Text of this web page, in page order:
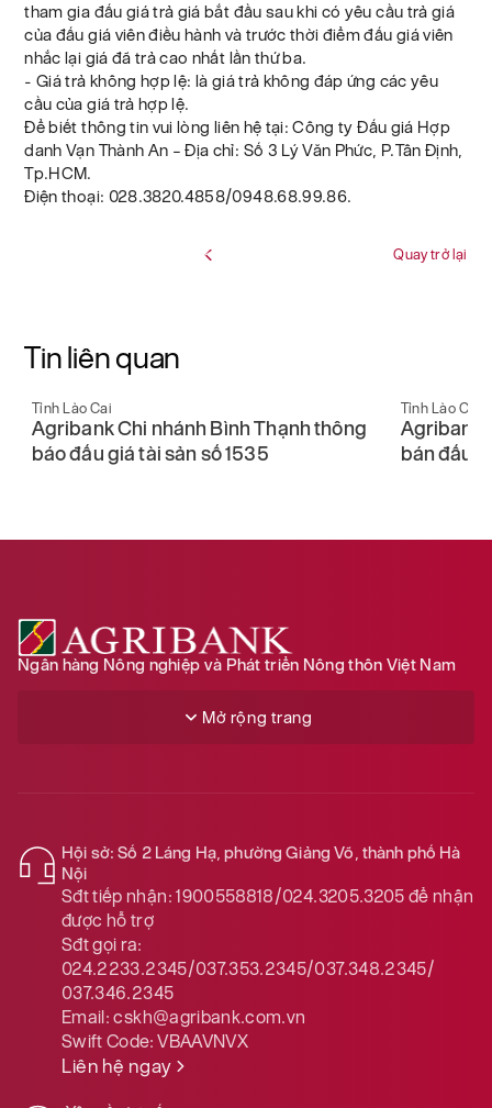
tham gia đấu giá trả giá bắt đầu sau khi có yêu cầu trả giá
của đấu giá viên điều hành và trước thời điểm đấu giá viên
nhắc lại giá đã trả cao nhất lần thứ ba.
- Giá trả không hợp lệ: là giá trả không đáp ứng các yêu
cầu của giá trả hợp lệ.
Để biết thông tin vui lòng liên hệ tại: Công ty Đấu giá Hợp
danh Vạn Thành An – Địa chỉ: Số 3 Lý Văn Phức, P.Tân Định,
Tp.HCM.
Điện thoại: 028.3820.4858/0948.68.99.86.
Quay trở lại
Tin liên quan
Tỉnh Lào Cai
Agribank Chi nhánh Lào Cai thông báo
bán đấu giá tài sản số 598
Tỉnh Lào Cai
Agribank
đấu giá
Ngân hàng Nông nghiệp và Phát triển Nông thôn Việt Nam
Mở rộng trang
Hội sở: Số 2 Láng Hạ, phường Giảng Võ, thành phố Hà
Nội
Sđt tiếp nhận: 1900558818/024.3205.3205để nhận
được hỗ trợ
Sđt gọi ra:
024.2233.2345/037.353.2345/037.348.2345/
037.346.2345
Email:cskh@agribank.com.vn
Swift Code:VBAAVNVX
Liên hệ ngay